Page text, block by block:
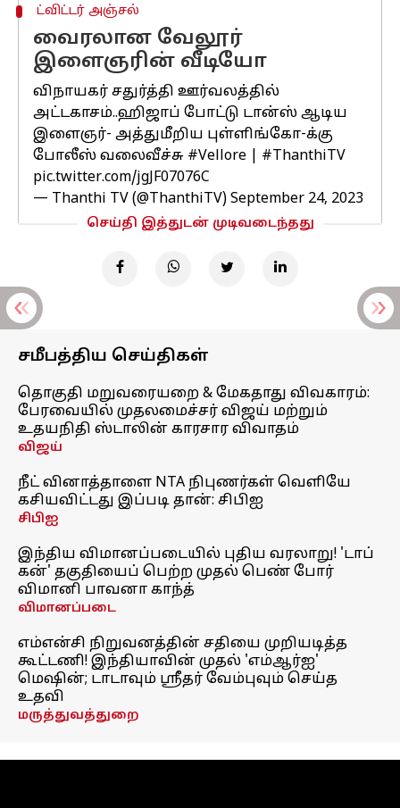
ட்விட்டர் அஞ்சல்
வைரலான வேலூர்
இளைஞரின் வீடியோ
விநாயகர் சதுர்த்தி ஊர்வலத்தில்
அட்டகாசம்..ஹிஜாப் போட்டு டான்ஸ் ஆடிய
இளைஞர்- அத்துமீறிய புள்ளிங்கோ-க்கு
போலீஸ் வலைவீச்சு #Vellore
#ThanthiTV
pic.twitter.com/jgJF07076C
— Thanthi TV (@ThanthiTV) September 24, 2023
செய்தி இத்துடன் முடிவடைந்தது
சமீபத்திய செய்திகள்
தொகுதி மறுவரையறை & மேகதாது விவகாரம்:
பேரவையில் முதலமைச்சர் விஜய் மற்றும்
உதயநிதி ஸ்டாலின் காரசார விவாதம்
விஜய்
நீட் வினாத்தாளை NTA நிபுணர்கள் வெளியே
கசியவிட்டது இப்படி தான்: சிபிஐ
சிபிஐ
இந்திய விமானப்படையில் புதிய வரலாறு! 'டாப்
கன்' தகுதியைப் பெற்ற முதல் பெண் போர்
விமானி பாவனா காந்த்
விமானப்படை
எம்என்சி நிறுவனத்தின் சதியை முறியடித்த
கூட்டணி! இந்தியாவின் முதல் 'எம்ஆர்ஐ'
மெஷின்; டாடாவும் ஸ்ரீதர் வேம்புவும் செய்த
உதவி
மருத்துவத்துறை